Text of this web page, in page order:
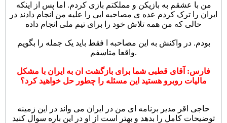
من با عشقم به بازیکن و مملکتم بازی کردم. اما پس از اینکه
ایران را ترک کردم عده ی مصاحبه ایی را علیه من انجام دادند در
حالی که من همه تلاش خود را برای تیم ملی انجام داده
بودم. در واکنش به این مصاحبه ا فقط باید یک جمله را بگویم
واقعا متاسفم.
فارس: آقای قطبی شما برای بازگشت ان به ایران با مشکل
مالیات روبرو هستید این مسئله را چطور حل خواهید کرد؟
حاجی اقر مدیر برنامه ای من در ایران می واند در این زمینه
توضیحات کامل را بدهد و بهتر است از او در این باره سوال کنید